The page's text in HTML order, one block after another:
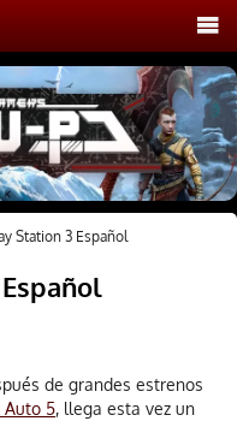
Station 3 Español
de grandes estrenos
Auto 5, llega esta vez un